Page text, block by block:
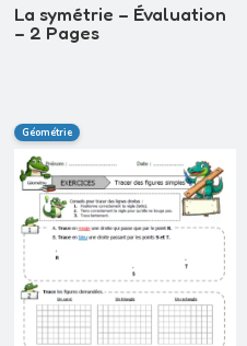
La symétrie – Évaluation
– 2 Pages
Géométrie